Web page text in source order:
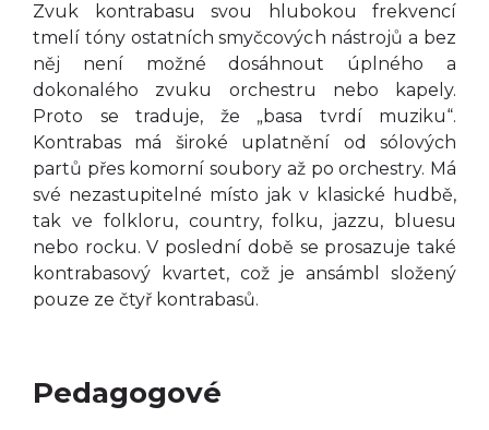
Zvuk kontrabasu svou hlubokou frekvencí
tmelí tóny ostatních smyčcových nástrojů a bez
něj není možné dosáhnout úplného a
dokonalého zvuku orchestru nebo kapely.
Proto se traduje, že „basa tvrdí muziku“.
Kontrabas má široké uplatnění od sólových
partů přes komorní soubory až po orchestry. Má
své nezastupitelné místo jak v klasické hudbě,
tak ve folkloru, country, folku, jazzu, bluesu
nebo rocku. V poslední době se prosazuje také
kontrabasový kvartet, což je ansámbl složený
pouze ze čtyř kontrabasů.
Pedagogové